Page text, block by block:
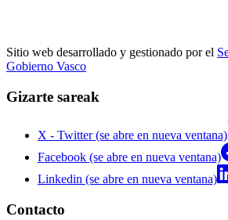
Sitio web desarrollado y gestionado por el
Gobierno Vasco
Gizarte sareak
X - Twitter (se abre en nueva ventana)
Facebook (se abre en nueva ventana)
Linkedin (se abre en nueva ventana)
Contacto